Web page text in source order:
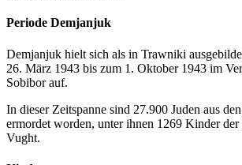
Periode Demjanjuk
Demjanjuk hielt sich als in Trawniki
26. März 1943 bis zum 1. Oktober 1943 im
Sobibor auf.
In dieser Zeitspanne sind 27.900 Juden aus
ermordet worden, unter ihnen 1269 Kinder
Vught.